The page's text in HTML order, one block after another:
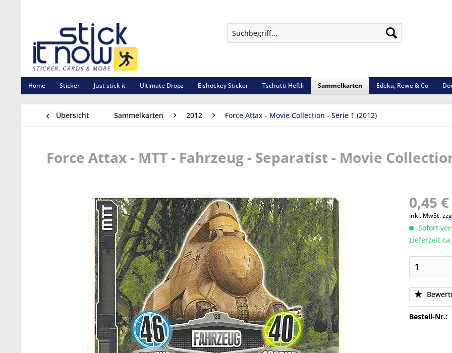
Home Sticker Just stick it Ultimate Dropz Eishockey Sticker Tschutti Heftli Sammelkarten Edeka, Rewe & Co
Übersicht Sammelkarten 2012 Force Attax - Movie Collection - Serie 1 (2012)
Force Attax - MTT - Fahrzeug - Separatist - Movie
0,45
inkl. MwSt.
Sofort
Lieferzeit
Bestell-Nr.: